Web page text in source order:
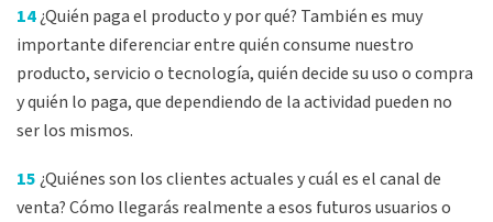
14¿Quién paga el producto y por qué? También es muy
importante diferenciar entre quién consume nuestro
producto, servicio o tecnología, quién decide su uso o compra
y quién lo paga, que dependiendo de la actividad pueden no
ser los mismos.
15¿Quiénes son los clientes actuales y cuál es el canal de
venta? Cómo llegarás realmente a esos futuros usuarios o